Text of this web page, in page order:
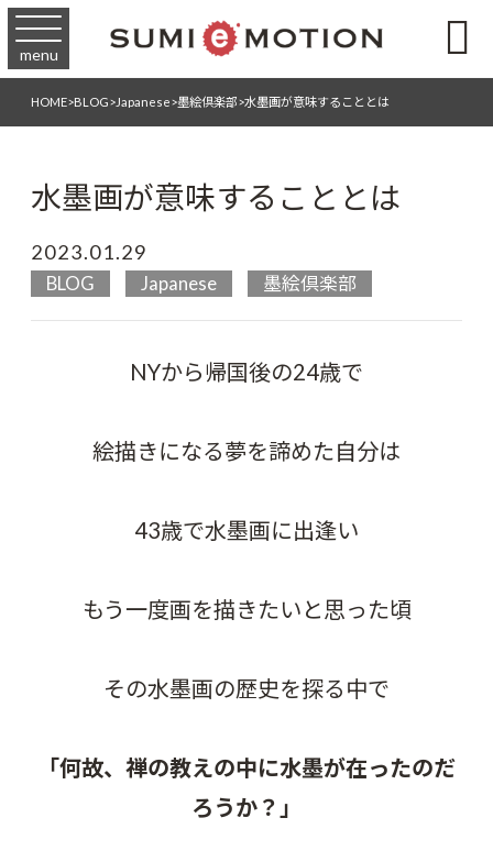
menu 
HOME>BLOG>Japanese>墨絵倶楽部>水墨画が意味することとは
水墨画が意味することとは
2023.01.29
BLOG Japanese 墨絵倶楽部
NYから帰国後の24歳で
絵描きになる夢を諦めた自分は
43歳で水墨画に出逢い
もう一度画を描きたいと思った頃
その水墨画の歴史を探る中で
「何故、禅の教えの中に水墨が在ったのだ
ろうか？」